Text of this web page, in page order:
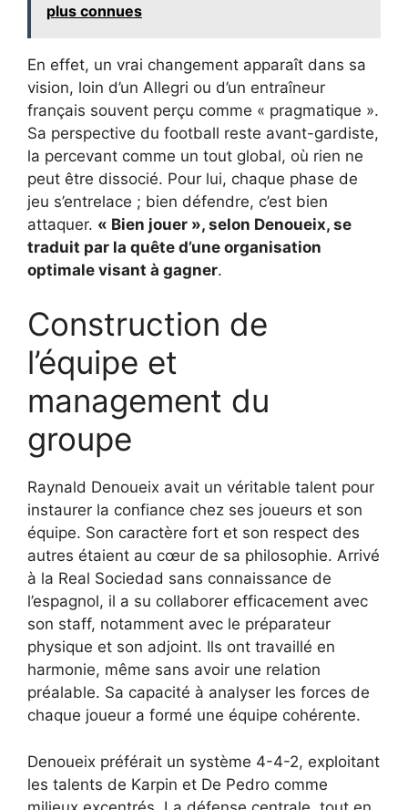
plus connues
En effet, un vrai changement apparaît dans sa
vision, loin d’un Allegri ou d’un entraîneur
français souvent perçu comme « pragmatique ».
Sa perspective du football reste avant-gardiste,
la percevant comme un tout global, où rien ne
peut être dissocié. Pour lui, chaque phase de
jeu s’entrelace ; bien défendre, c’est bien
attaquer. « Bien jouer », selon Denoueix, se
traduit par la quête d’une organisation
optimale visant à gagner.
Construction de
l’équipe et
management du
groupe
Raynald Denoueix avait un véritable talent pour
instaurer la confiance chez ses joueurs et son
équipe. Son caractère fort et son respect des
autres étaient au cœur de sa philosophie. Arrivé
à la Real Sociedad sans connaissance de
l’espagnol, il a su collaborer efficacement avec
son staff, notamment avec le préparateur
physique et son adjoint. Ils ont travaillé en
harmonie, même sans avoir une relation
préalable. Sa capacité à analyser les forces de
chaque joueur a formé une équipe cohérente.
Denoueix préférait un système 4-4-2, exploitant
les talents de Karpin et De Pedro comme